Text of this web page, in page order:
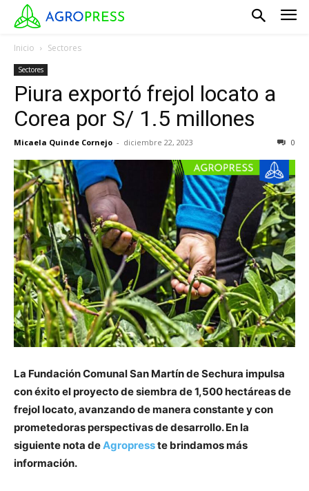
Inicio Sectores
Sectores
Piura exportó frejol locato a
Corea por S/ 1.5 millones
Micaela Quinde Cornejo - diciembre 22, 2023 0
La Fundación Comunal San Martín de Sechura impulsa
con éxito el proyecto de siembra de 1,500 hectáreas de
frejol locato, avanzando de manera constante y con
prometedoras perspectivas de desarrollo. En la
siguiente nota deAgropresste brindamos más
información.